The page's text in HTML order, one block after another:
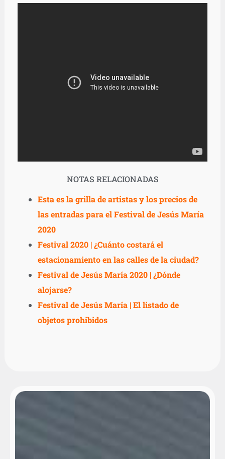
NOTAS RELACIONADAS
Esta es la grilla de artistas y los precios de
las entradas para el Festival de Jesús María
2020
Festival 2020 | ¿Cuánto costará el
estacionamiento en las calles de la ciudad?
Festival de Jesús María 2020 | ¿Dónde
alojarse?
Festival de Jesús María | El listado de
objetos prohibidos